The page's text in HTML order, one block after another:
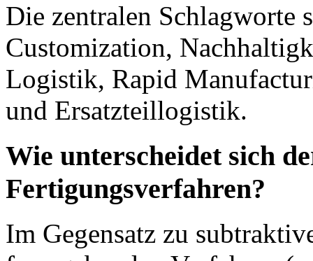
Die zentralen Schlagworte
Customization,
Logistik, Rapid
und Ersatzteillogistik.
Wie unterscheidet sich
Fertigungsverfahren?
Im Gegensatz zu